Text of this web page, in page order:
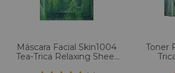
Máscara Facial Skin1004
Tea-Trica Relaxing Sheet
Toner